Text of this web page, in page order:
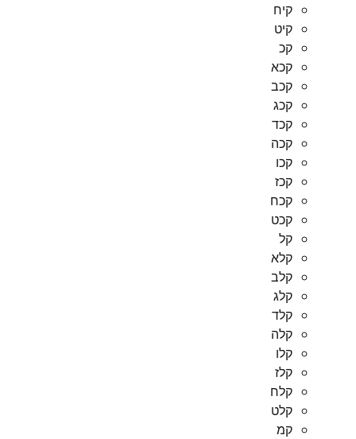
קיח
קיט
קכ
קכא
קכב
קכג
קכד
קכה
קכו
קכז
קכח
קכט
קל
קלא
קלב
קלג
קלד
קלה
קלו
קלז
קלח
קלט
קמ